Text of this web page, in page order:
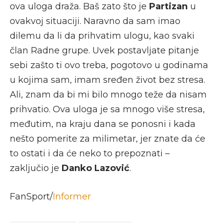
ova uloga draža. Baš zato što je Partizan u
ovakvoj situaciji. Naravno da sam imao
dilemu da li da prihvatim ulogu, kao svaki
član Radne grupe. Uvek postavljate pitanje
sebi zašto ti ovo treba, pogotovo u godinama
u kojima sam, imam sređen život bez stresa.
Ali, znam da bi mi bilo mnogo teže da nisam
prihvatio. Ova uloga je sa mnogo više stresa,
međutim, na kraju dana se ponosni i kada
nešto pomerite za milimetar, jer znate da će
to ostati i da će neko to prepoznati –
zaključio je Danko Lazović.
FanSport/Informer